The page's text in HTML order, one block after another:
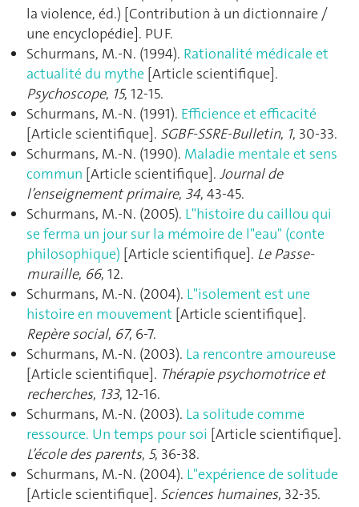
la violence, éd.) [Contribution à un dictionnaire /
une encyclopédie]. PUF.
Schurmans, M.-N. (1994). Rationalité médicale et
actualité du mythe [Article scientifique].
Psychoscope, 15, 12‑15.
Schurmans, M.-N. (1991). Efficience et efficacité
[Article scientifique]. SGBF-SSRE-Bulletin, 1, 30‑33.
Schurmans, M.-N. (1990). Maladie mentale et sens
commun [Article scientifique]. Journal de
l’enseignement primaire, 34, 43‑45.
Schurmans, M.-N. (2005). L"histoire du caillou qui
se ferma un jour sur la mémoire de l"eau" (conte
philosophique) [Article scientifique]. Le Passe-
muraille, 66, 12.
Schurmans, M.-N. (2004). L"isolement est une
histoire en mouvement [Article scientifique].
Repère social, 67, 6‑7.
Schurmans, M.-N. (2003). La rencontre amoureuse
[Article scientifique]. Thérapie psychomotrice et
recherches, 133, 12‑16.
Schurmans, M.-N. (2003). La solitude comme
ressource. Un temps pour soi [Article scientifique].
L’école des parents, 5, 36‑38.
Schurmans, M.-N. (2004). L"expérience de solitude
[Article scientifique]. Sciences humaines, 32‑35.